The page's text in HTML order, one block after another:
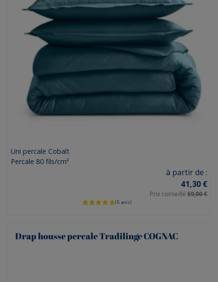
Uni percale Cobalt
Percale 80 fils/cm²
à partir de :
41,30 €
Prix conseillé 59,00 €
Drap housse percale Tradilinge COGNAC